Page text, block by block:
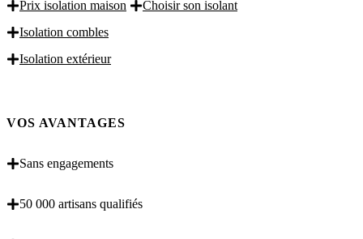
Prix isolation maison
Choisir son isolant
Isolation combles
Isolation extérieur
VOS AVANTAGES
Sans engagements
50 000 artisans qualifiés